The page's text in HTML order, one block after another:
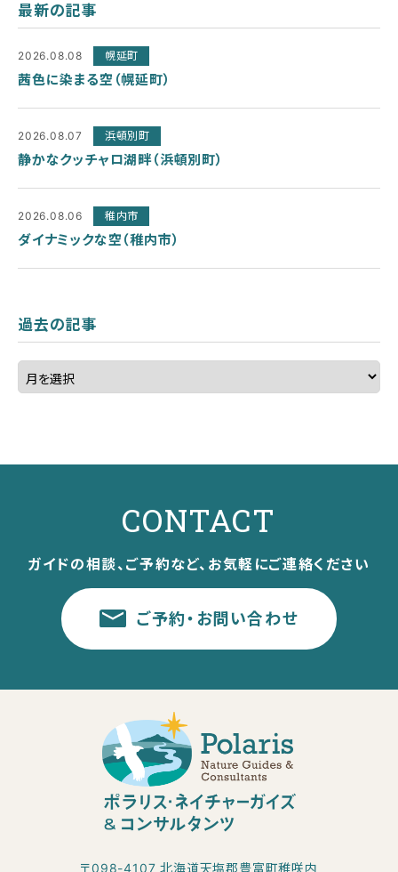
最新の記事
2026.08.08 幌延町
茜色に染まる空（幌延町）
2026.08.07 浜頓別町
静かなクッチャロ湖畔（浜頓別町）
2026.08.06 稚内市
ダイナミックな空（稚内市）
過去の記事
CONTACT
ガイドの相談、ご予約など、お気軽にご連絡ください
ご予約・お問い合わせ
〒098-4107 北海道天塩郡豊富町稚咲内